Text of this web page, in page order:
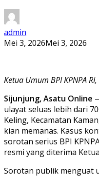
admin
Mei 3, 2026Mei 3, 2026
Ketua Umum BPI KPNPA
Sijunjung, Asatu Online
ulayat seluas lebih dari
Keling, Kecamatan
kian memanas. Kasus
sorotan serius BPI
resmi yang diterima
Sorotan publik menguat